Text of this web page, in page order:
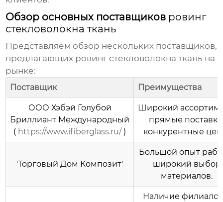
Обзор основных поставщиков ровинг
стекловолокна ткань
Представляем обзор нескольких поставщиков,
предлагающих ровинг стекловолокна ткань на
рынке:
Поставщик Преимущества
ООО Хэбэй Голубой
Бриллиант Международный
( https://www.ifiberglass.ru/ )
Широкий
прямые
конкурентные
'Торговый Дом Композит'
Большой опыт
широкий выбор
материалов.
Наличие